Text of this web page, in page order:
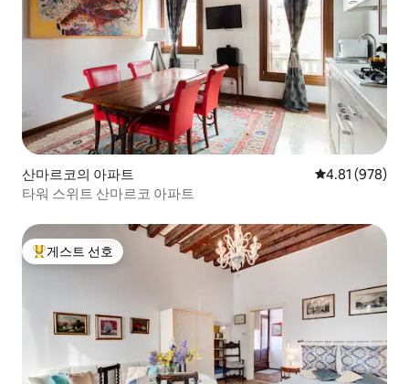
산마르코의 아파트 평점 4.81점(5
4.81 (978)
타워 스위트 산마르코 아파트
상위 게스트 선호
게스트 선호